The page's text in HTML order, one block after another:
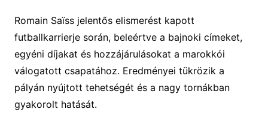
Romain Saïss jelentős elismerést kapott
futballkarrierje során, beleértve a bajnoki címeket,
egyéni díjakat és hozzájárulásokat a marokkói
válogatott csapatához. Eredményei tükrözik a
pályán nyújtott tehetségét és a nagy tornákban
gyakorolt hatását.